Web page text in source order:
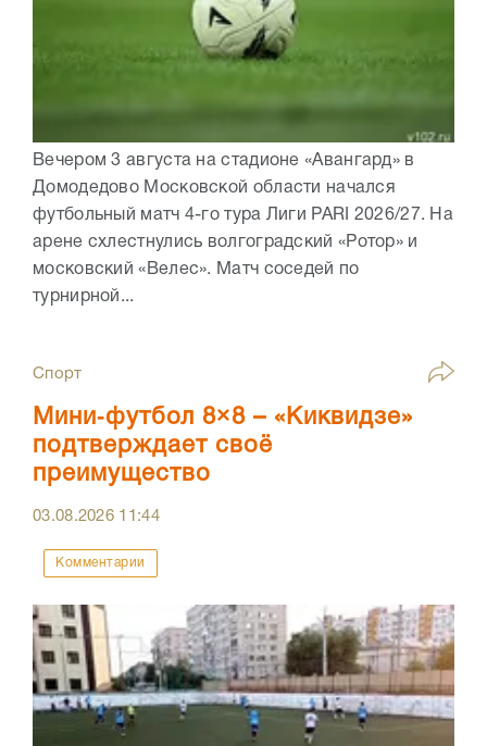
Вечером 3 августа на стадионе «Авангард» в
Домодедово Московской области начался
футбольный матч 4-го тура Лиги PARI 2026/27. На
арене схлестнулись волгоградский «Ротор» и
московский «Велес». Матч соседей по
турнирной...
Спорт
Мини‑футбол 8×8 – «Киквидзе»
подтверждает своё
преимущество
03.08.2026 11:44
Комментарии